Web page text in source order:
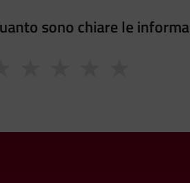
sono chiare le